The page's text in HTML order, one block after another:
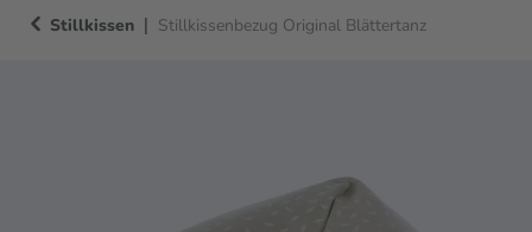
Stillkissen | Stillkissenbezug Original Blättertanz